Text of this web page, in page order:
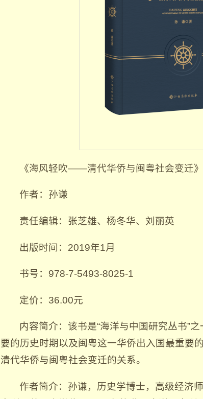
《海风轻吹——清代华侨与闽粤社会变迁》
作者：孙谦
责任编辑：张芝雄、杨冬华、刘丽英
出版时间：2019年1月
书号：978-7-5493-8025-1
定价：36.00元
内容简介：该书是“海洋与中国研究丛书”
要的历史时期以及闽粤这一华侨出入国最重要
清代华侨与闽粤社会变迁的关系。
作者简介：孙谦，历史学博士，高级经济